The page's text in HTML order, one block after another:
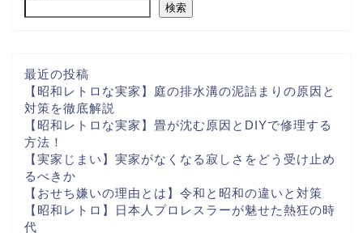
検索
最近の投稿
【昭和レトロな実家】庭の排水溝の泥詰まりの原因と
対策を徹底解説
【昭和レトロな実家】畳が沈む原因とDIYで修理する
方法！
【実家じまい】実家がなくなる寂しさをどう受け止め
るべきか
【おせち嫌いの理由とは】令和と昭和の違いと対策
【昭和レトロ】日本人プロレスラーが魅せた熱狂の時
代